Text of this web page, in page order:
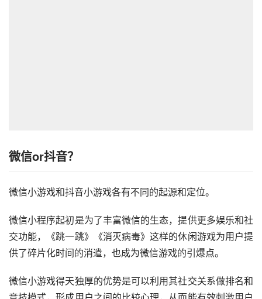
微信or抖音？
微信小游戏和抖音小游戏各有不同的起源和定位。
微信小程序起初是为了丰富微信的生态，提供更多娱乐和社
交功能，《跳一跳》《消灭病毒》这样的休闲游戏为用户提
供了碎片化时间的消遣，也成为微信游戏的引爆点。
微信小游戏得天独厚的优势是可以利用其社交关系做排名和